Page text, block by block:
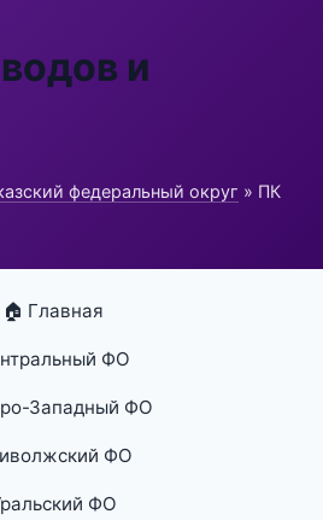
и
федеральный округ » ПК
🏠 Главная
ФО
Западный ФО
ФО
ФО